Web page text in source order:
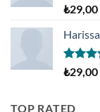
5
3.50oy
aldı
₺29,00
5
aldı
₺29,00
TOP RATED